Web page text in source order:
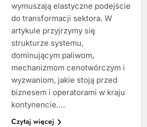
wymuszają elastyczne podejście
do transformacji sektora. W
artykule przyjrzymy się
strukturze systemu,
dominującym paliwom,
mechanizmom cenotwórczym i
wyzwaniom, jakie stoją przed
biznesem i operatorami w kraju
kontynencie….
Czytaj więcej